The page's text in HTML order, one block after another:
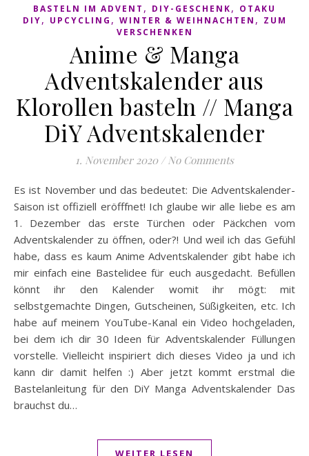
BASTELN IM ADVENT , DIY-GESCHENK, OTAKU
DIY, UPCYCLING , WINTER & WEIHNACHTEN , ZUM
VERSCHENKEN
Anime & Manga
Adventskalender aus
Klorollen basteln // Manga
DiY Adventskalender
1. November 2020 / No Comments
Es ist November und das bedeutet: Die Adventskalender-
Saison ist offiziell eröfffnet! Ich glaube wir alle liebe es am
1. Dezember das erste Türchen oder Päckchen vom
Adventskalender zu öffnen, oder?! Und weil ich das Gefühl
habe, dass es kaum Anime Adventskalender gibt habe ich
mir einfach eine Bastelidee für euch ausgedacht. Befüllen
könnt ihr den Kalender womit ihr mögt: mit
selbstgemachte Dingen, Gutscheinen, Süßigkeiten, etc. Ich
habe auf meinem YouTube-Kanal ein Video hochgeladen,
bei dem ich dir 30 Ideen für Adventskalender Füllungen
vorstelle. Vielleicht inspiriert dich dieses Video ja und ich
kann dir damit helfen :) Aber jetzt kommt erstmal die
Bastelanleitung für den DiY Manga Adventskalender Das
brauchst du…
WEITER LESEN